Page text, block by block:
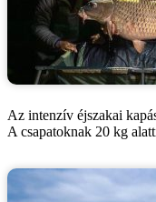
Az intenzív éjszakai
A csapatoknak 20 kg